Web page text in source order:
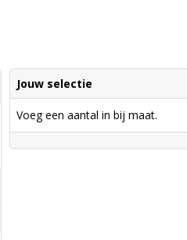
Jouw selectie
Voeg een aantal in bij maat.